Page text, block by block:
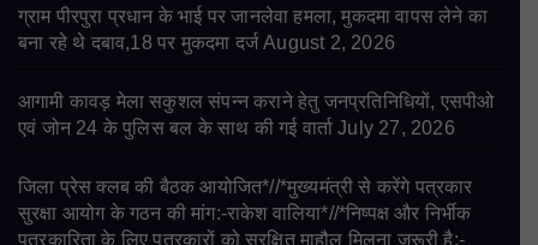
ग्राम पीरपुरा प्रधान के भाई पर जानलेवा हमला, मुकदमा वापस लेने का
बना रहे थे दबाव,18 पर मुकदमा दर्ज August 2, 2026
आगामी कावड़ मेला सकुशल संपन्न कराने हेतु जनप्रतिनिधियों, एसपीओ
एवं जोन 24 के पुलिस बल के साथ की गई वार्ता July 27, 2026
जिला प्रेस क्लब की बैठक आयोजित*//*मुख्यमंत्री से करेंगे पत्रकार
सुरक्षा आयोग के गठन की मांग:-राकेश वालिया*//*निष्पक्ष और निर्भीक
पत्रकारिता के लिए पत्रकारों को सुरक्षित माहौल मिलना जरूरी है:-